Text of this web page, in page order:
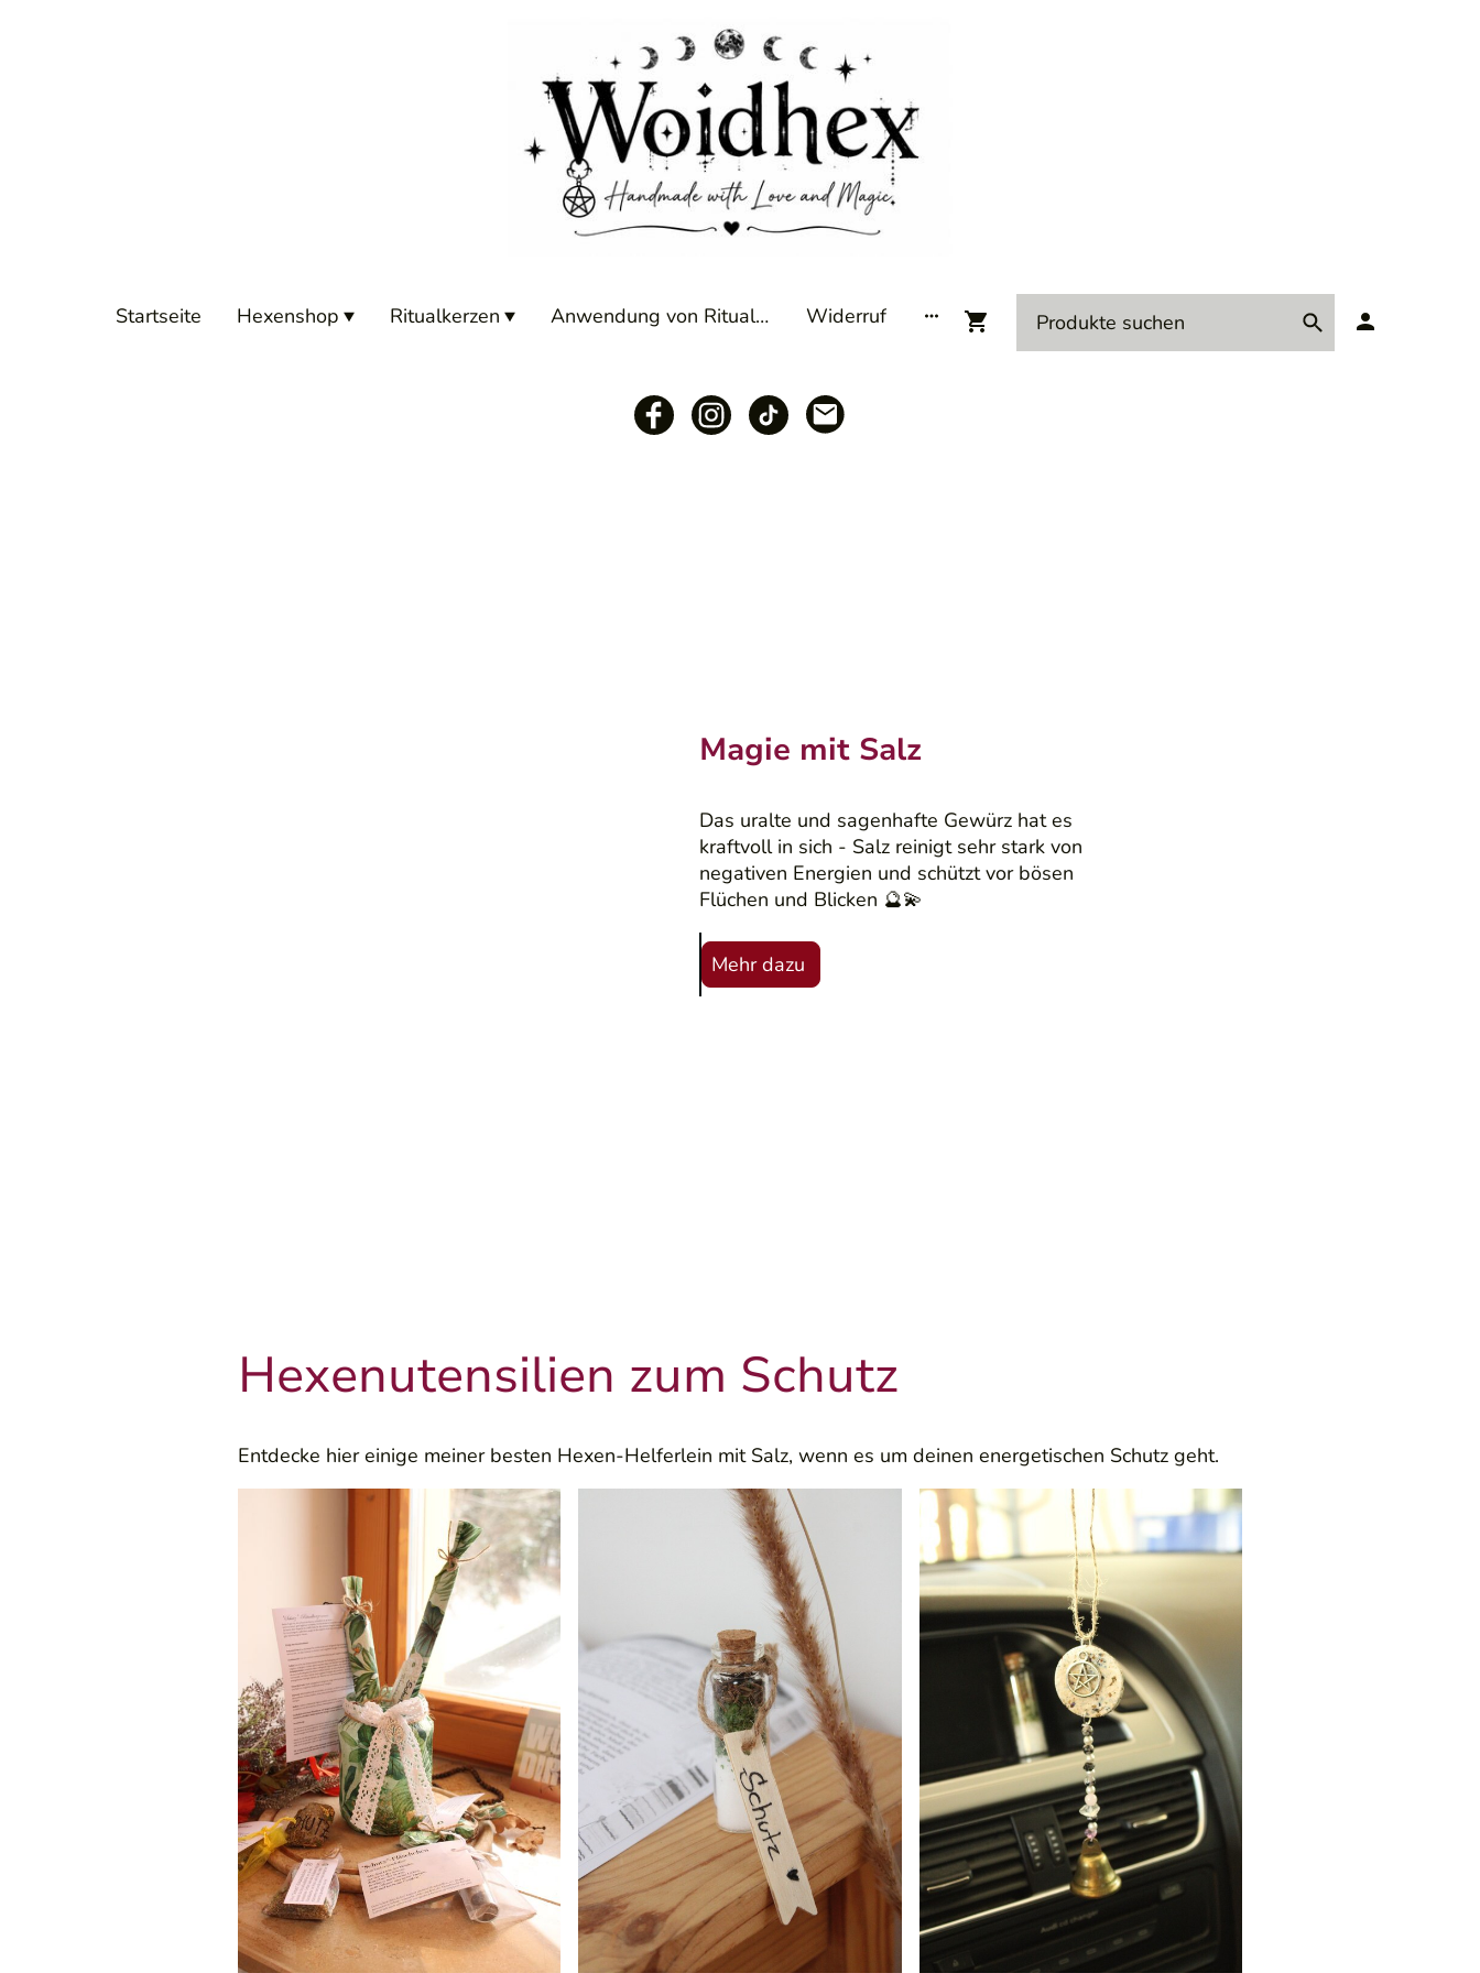
Startseite Hexenshop Ritualkerzen Anwendung von Ritualkerzen Widerruf
Magie mit Salz
Das uralte und sagenhafte Gewürz hat es
kraftvoll in sich - Salz reinigt sehr stark von
negativen Energien und schützt vor bösen
Flüchen und Blicken 🔮💫
Mehr dazu
Hexenutensilien zum Schutz
Entdecke hier einige meiner besten Hexen-Helferlein mit Salz, wenn es um deinen energetischen Schutz geht.